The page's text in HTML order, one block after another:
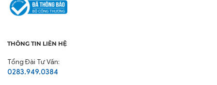
THÔNG TIN LIÊN HỆ
Tổng Đài Tư Vấn:
0283.949.0384